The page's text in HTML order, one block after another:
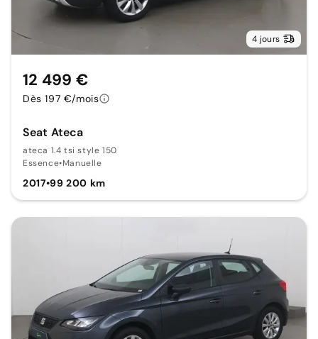
4 jours
Seat Ateca
ateca 1.4 tsi style 150
Essence•Manuelle
2017•99 200 km
12 499 €
Dès 197 €/mois